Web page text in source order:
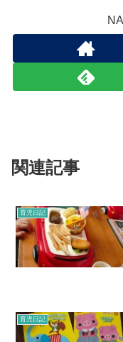
関連記事
育児日記
育児日記